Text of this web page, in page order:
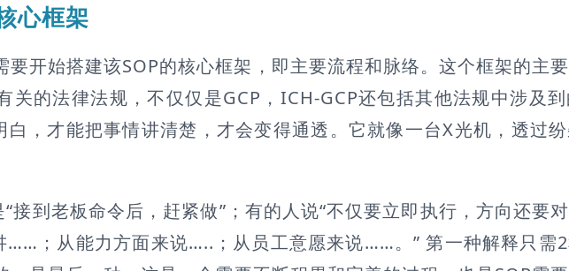
心框架
开始搭建该SOP的核心框架，即主要流程和脉络。这个框架的主
关的法律法规，不仅仅是GCP，ICH-GCP还包括其他法规中涉及
白，才能把事情讲清楚，才会变得通透。它就像一台X光机，透过
到老板命令后，赶紧做”；有的人说“不仅要立即执行，方向还要
……；从能力方面来说…..；从员工意愿来说……。” 第一种解释只需